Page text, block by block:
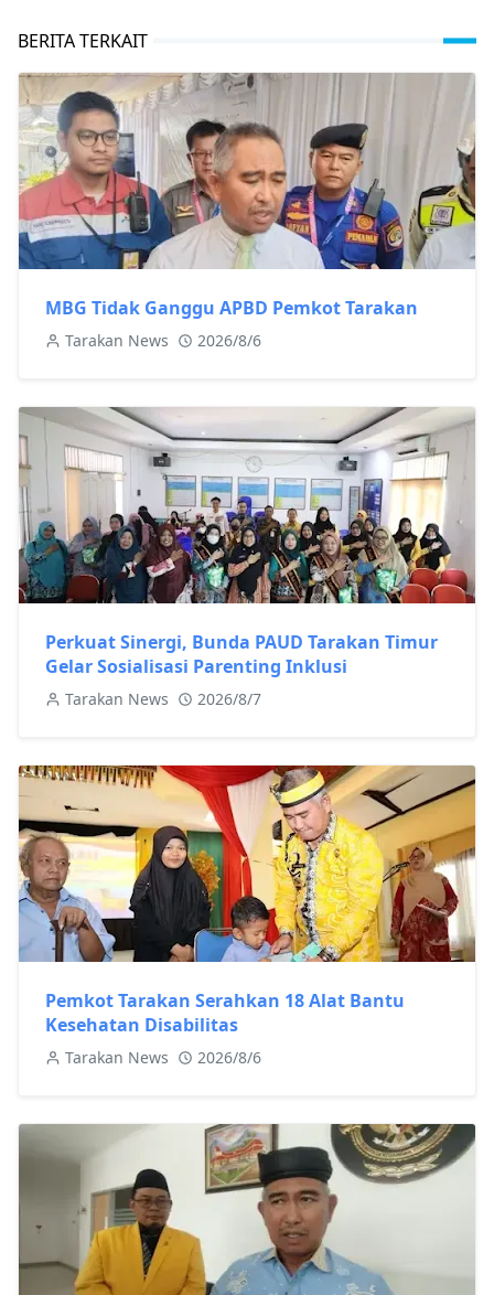
BERITA TERKAIT
MBG Tidak Ganggu APBD Pemkot Tarakan
Tarakan News 2026/8/6
Perkuat Sinergi, Bunda PAUD Tarakan Timur
Gelar Sosialisasi Parenting Inklusi
Tarakan News 2026/8/7
Pemkot Tarakan Serahkan 18 Alat Bantu
Kesehatan Disabilitas
Tarakan News 2026/8/6